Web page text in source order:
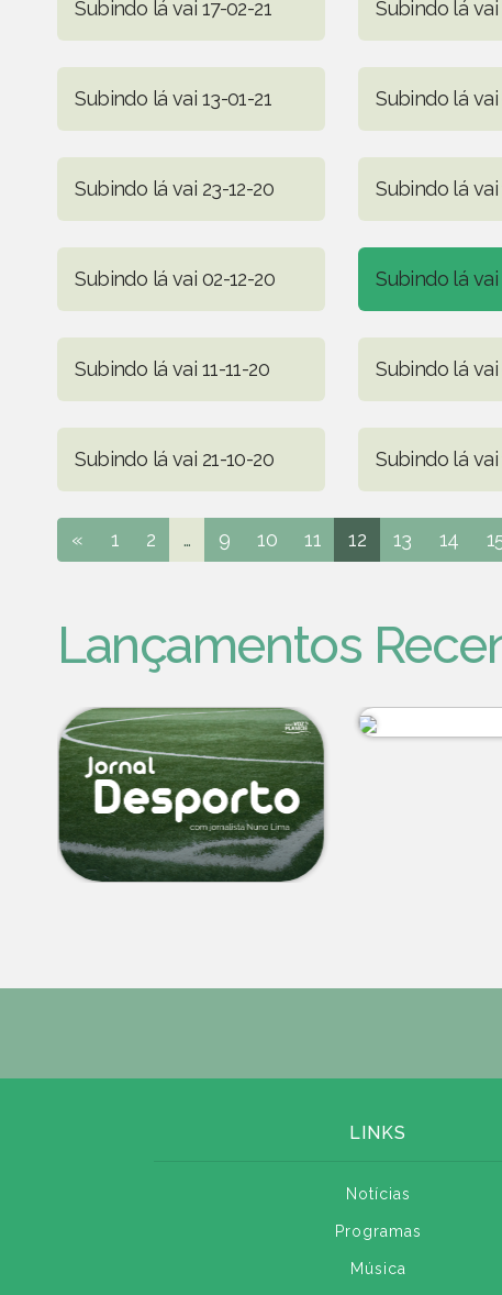
Subindo lá vai 17-02-21 Subindo lá vai
Subindo lá vai 13-01-21 Subindo lá vai
Subindo lá vai 23-12-20 Subindo lá vai
Subindo lá vai 02-12-20 Subindo lá vai
Subindo lá vai 11-11-20 Subindo lá vai
Subindo lá vai 21-10-20 Subindo lá vai
« 1 2 ... 9 10 11 12 13 14
Lançamentos
LINKS
Notícias
Programas
Música